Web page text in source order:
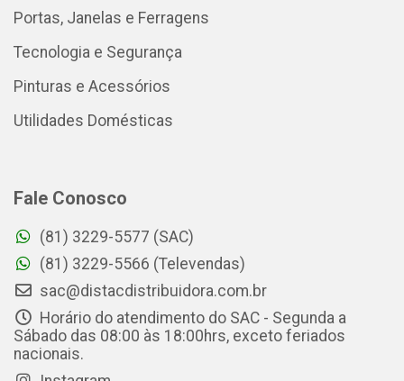
Portas, Janelas e Ferragens
Tecnologia e Segurança
Pinturas e Acessórios
Utilidades Domésticas
Fale Conosco
(81) 3229-5577 (SAC)
(81) 3229-5566 (Televendas)
sac@distacdistribuidora.com.br
Horário do atendimento do SAC - Segunda a
Sábado das 08:00 às 18:00hrs, exceto feriados
nacionais.